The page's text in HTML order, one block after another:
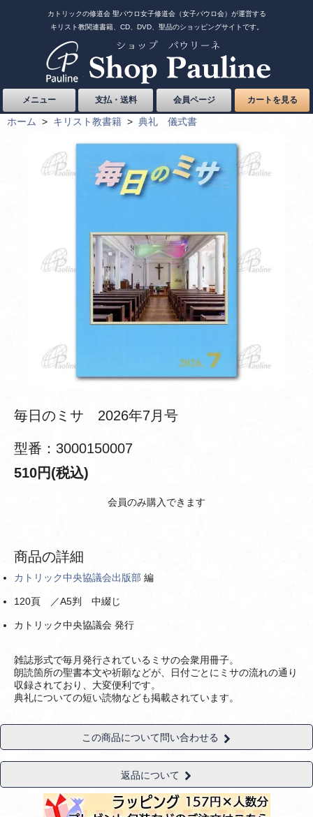
カトリックの修道会 聖パウロ女子修道会（女子パウロ会）が運営する
キリスト教関連書籍、CD、DVD、聖品のショッピングサイトです。
メニュー 支払・送料 会員ページ カートを見る
ホーム > キリスト教書籍 > 典礼 儀式書
毎日のミサ 2026年7月号
型番：3000150007
510円(税込)
会員のみ購入できます
商品の詳細
カトリック中央協議会出版部 編
120頁 ／A5判 中綴じ
カトリック中央協議会 発行
雑誌形式で毎月発行されているミサの会衆用冊子。
朗読箇所の聖書本文や祈願などが、日付ごとにミサの流れの通り
収録されており、大変便利です。
典礼についての短い読物なども掲載されています。
この商品について問い合わせる
返品について